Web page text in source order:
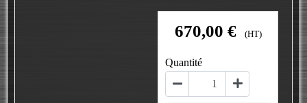
670,00 € (HT)
Quantité